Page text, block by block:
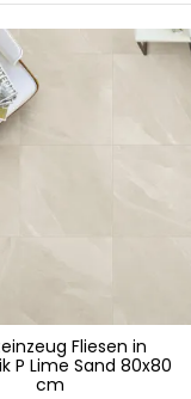
Fliesen in
P Lime Sand 80x80
cm